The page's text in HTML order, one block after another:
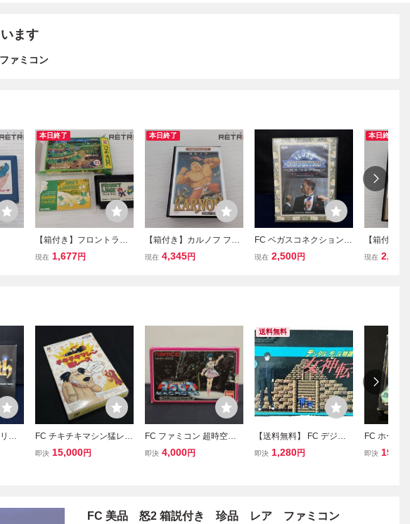
ます
ァミコン
本日終了
【箱付き】フロントライ
ン ファミコン FC
現在 1,677円
本日終了
【箱付き】カルノフ ファ
ミコン FC
現在 4,345円
FC ベガスコネクション
カジノから愛をこめて
現在 2,500円
本日終了
【箱付き
ズ ファミ
現在 2,643
ン
取
FC チキチキマシン猛レー
ス 箱付 取説付 ファミコ
即決 15,000円
FC ファミコン 超時空要
塞マクロス ソフト ハガキ
即決 4,000円
送料無料
【送料無料】 FC デジタ
ル・デビル物語 女神転生
即決 1,280円
FC ホーリ
箱付 取説
即決
FC 美品 怒2 箱説付き 珍品 レア ファミコン